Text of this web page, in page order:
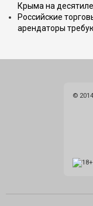
Крыма на
Российские
арендаторы
©